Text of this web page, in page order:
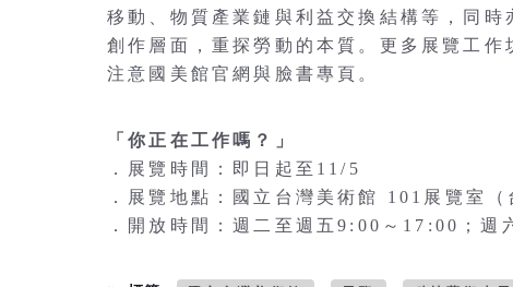
移動、物質產業鏈與利益交換結構等，同
創作層面，重探勞動的本質。更多展覽工
注意國美館官網與臉書專頁。
「你正在工作嗎？」
．展覽時間：即日起至11/5
．展覽地點：國立台灣美術館 101展覽室
．開放時間：週二至週五9:00～17:00；